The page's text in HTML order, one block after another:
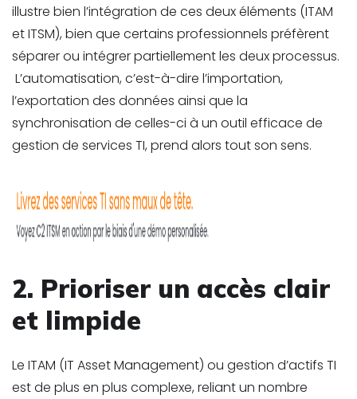
illustre bien l’intégration de ces deux éléments (ITAM
et ITSM), bien que certains professionnels préfèrent
séparer ou intégrer partiellement les deux processus.
L’automatisation, c’est-à-dire l’importation,
l’exportation des données ainsi que la
synchronisation de celles-ci à un outil efficace de
gestion de services TI, prend alors tout son sens.
2. Prioriser un accès clair
et limpide
Le ITAM (IT Asset Management) ou gestion d’actifs TI
est de plus en plus complexe, reliant un nombre